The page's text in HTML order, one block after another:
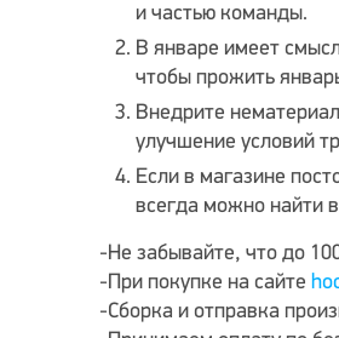
и частью команды.
В январе имеет
чтобы прожить
Внедрите
улучшение условий
Если в магазине
всегда можно найти
-Не забывайте, что до
-При покупке на сайте
-Сборка и отправка